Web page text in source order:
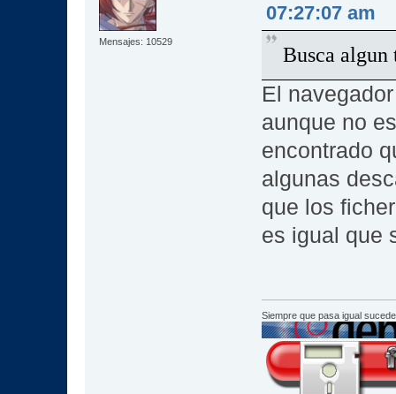
Mensajes: 10529
07:27:07 am
Busca algun
El
aunque no
encontrado
algunas
que los
es igual que
Siempre que pasa igual